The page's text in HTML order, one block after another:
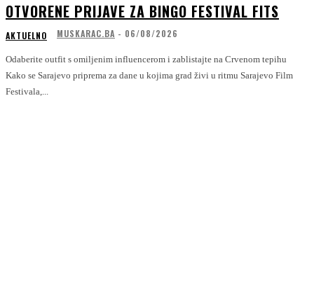
OTVORENE PRIJAVE ZA BINGO FESTIVAL FITS
AKTUELNO MUSKARAC.BA - 06/08/2026
Odaberite outfit s omiljenim influencerom i zablistajte na Crvenom tepihu
Kako se Sarajevo priprema za dane u kojima grad živi u ritmu Sarajevo Film
Festivala,...